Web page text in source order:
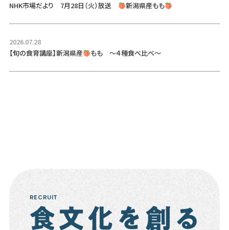
NHK市場だより 7月28日（火）放送
新潟県産もも
2026.07.28
【旬の食育講座】新潟県産
もも ～４種食べ比べ～
RECRUIT